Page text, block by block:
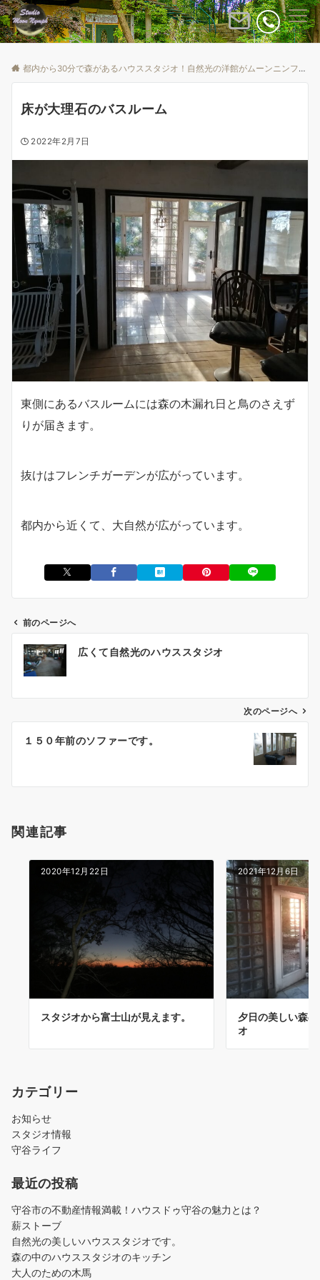
Menu
都内から30分で森があるハウススタジオ！自然光の洋館がムーンニンフ
床が大理石のバスルーム
2022年2月7日
東側にあるバスルームには森の木漏れ日と鳥のさえず
りが届きます。
抜けはフレンチガーデンが広がっています。
都内から近くて、大自然が広がっています。
ビ
ン
前のページへ
広くて自然光のハウススタジオ
次のページへ
１５０年前のソファーです。
関連記事
2020年12月22日
スタジオから富士山が見えます。
2021年12月6日
夕日の美しい森
オ
カテゴリー
お知らせ
スタジオ情報
守谷ライフ
最近の投稿
守谷市の不動産情報満載！ハウスドゥ守谷の魅力とは？
薪ストーブ
自然光の美しいハウススタジオです。
森の中のハウススタジオのキッチン
大人のための木馬